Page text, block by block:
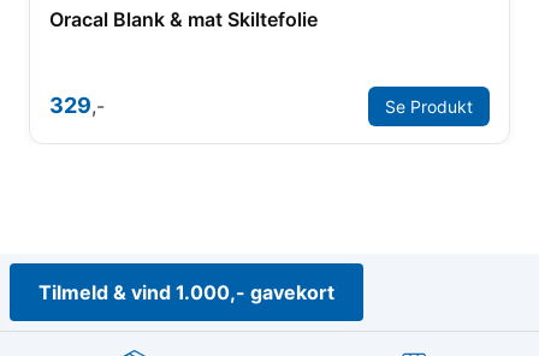
Oracal Blank & mat Skiltefolie
329,- Se Produkt
Tilmeld & vind 1.000,- gavekort